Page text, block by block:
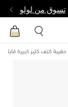
تسوق من لولو
حقيبة كتف كلير كبيرة قابلة